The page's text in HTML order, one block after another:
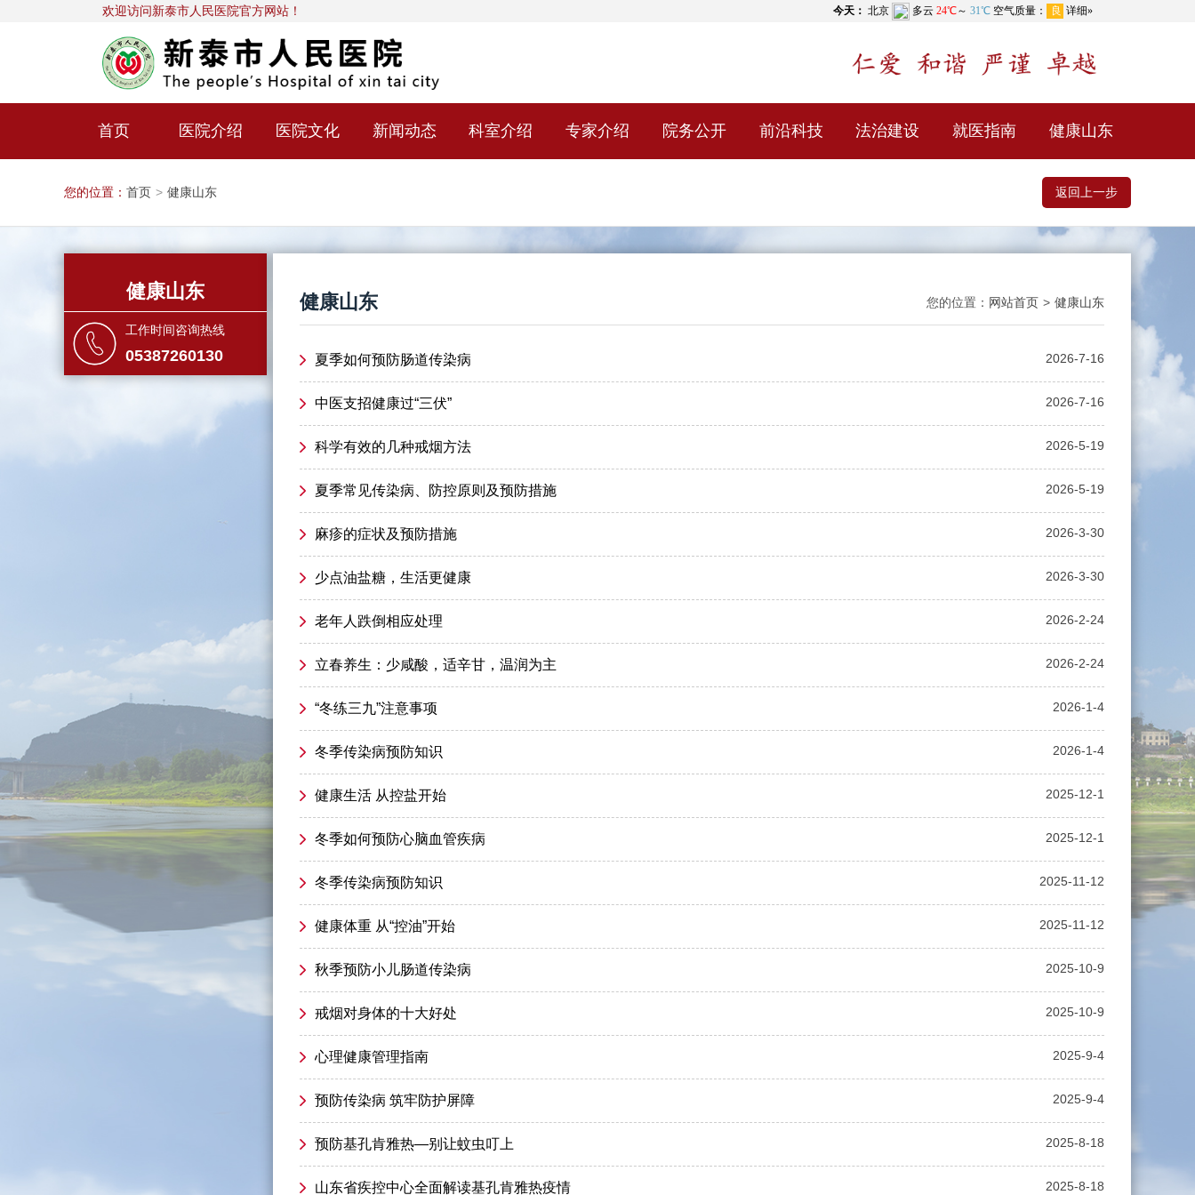
欢迎访问新泰市人民医院官方网站！
首页 医院介绍 医院文化 新闻动态 科室介绍 专家介绍 院务公开 前沿科技 法治建设 就医指南 健康山东
您的位置： 首页 > 健康山东 返回上一步
健康山东
工作时间咨询热线
05387260130
健康山东 您的位置： 网站首页 > 健康山东
夏季如何预防肠道传染病 2026-7-16
中医支招健康过“三伏” 2026-7-16
科学有效的几种戒烟方法 2026-5-19
夏季常见传染病、防控原则及预防措施 2026-5-19
麻疹的症状及预防措施 2026-3-30
少点油盐糖，生活更健康 2026-3-30
老年人跌倒相应处理 2026-2-24
立春养生：少咸酸，适辛甘，温润为主 2026-2-24
“冬练三九”注意事项 2026-1-4
冬季传染病预防知识 2026-1-4
健康生活 从控盐开始 2025-12-1
冬季如何预防心脑血管疾病 2025-12-1
冬季传染病预防知识 2025-11-12
健康体重 从“控油”开始 2025-11-12
秋季预防小儿肠道传染病 2025-10-9
戒烟对身体的十大好处 2025-10-9
心理健康管理指南 2025-9-4
预防传染病 筑牢防护屏障 2025-9-4
预防基孔肯雅热—别让蚊虫叮上 2025-8-18
山东省疾控中心全面解读基孔肯雅热疫情 2025-8-18